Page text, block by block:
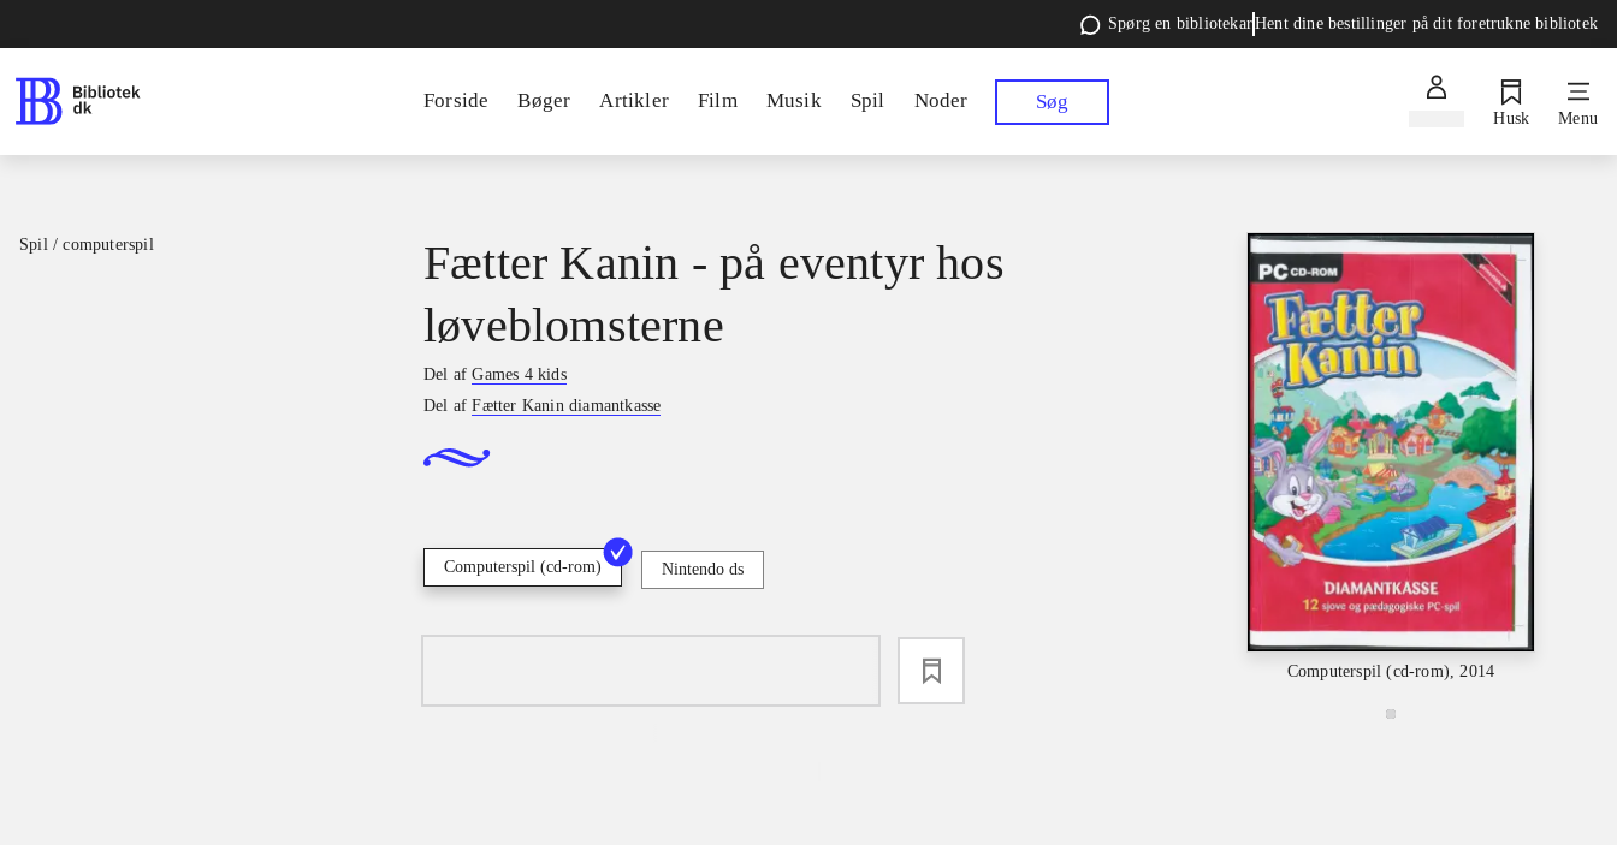
Spørg en bibliotekarHent dine bestillinger på dit foretrukne bibliotek
Forside Bøger Artikler Film Musik Spil Noder Søg
Husk Menu
Spil / computerspil
Computerspil (cd-rom), 2014
Fætter Kanin - på eventyr hos
løveblomsterne
Del afGames 4 kids
Del afFætter Kanin diamantkasse
Computerspil (cd-rom) Nintendo ds